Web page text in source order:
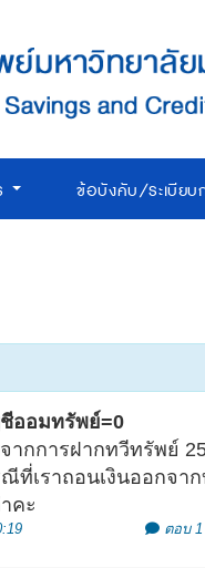
ข้อบังคับ/ระเบียบ
ออมทรัพย์=0
กการฝากทวีทรัพย์
ที่เราถอนเงินออกจา
คะ
ตอบ 1